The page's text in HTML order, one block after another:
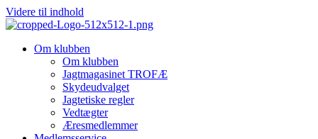
Videre til indhold
Om klubben
Om klubben
Jagtmagasinet TROFÆ
Skydeudvalget
Jagtetiske regler
Vedtægter
Æresmedlemmer